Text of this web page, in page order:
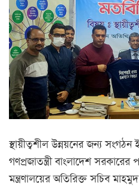
স্থায়ীত্বশীল উন্নয়নের জন্য
গণপ্রজাতন্ত্রী বাংলাদেশ
মন্ত্রণালয়ের অতিরিক্ত সচিব